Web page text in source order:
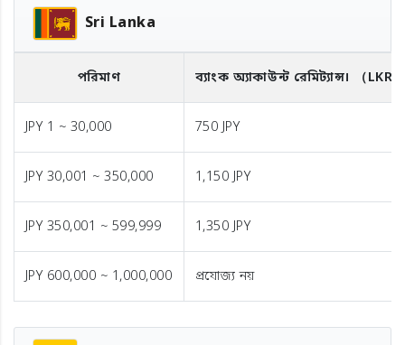
Sri Lanka
পরিমাণ ব্যাংক অ্যাকাউন্ট রেমিট্যান্স। （LKR）
JPY 1 ~ 30,000 750 JPY
JPY 30,001 ~ 350,000 1,150 JPY
JPY 350,001 ~ 599,999 1,350 JPY
JPY 600,000 ~ 1,000,000 প্রযোজ্য নয়